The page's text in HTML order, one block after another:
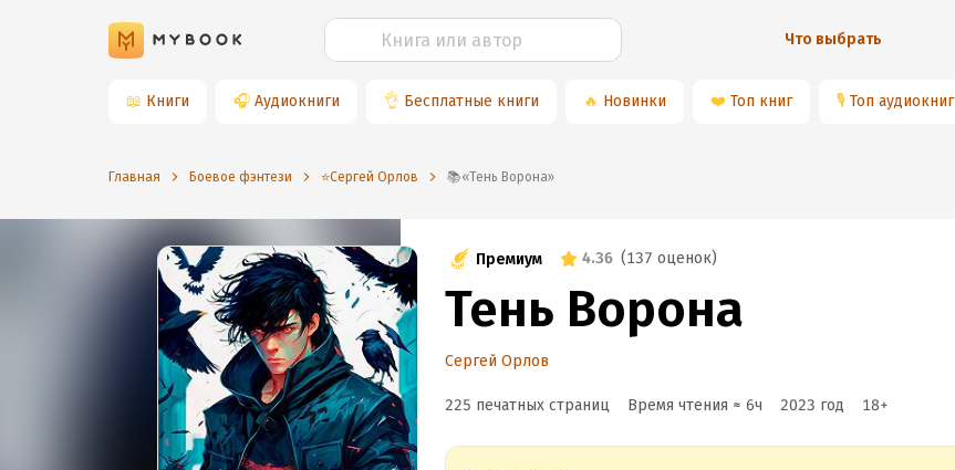
Что выбрать
📖 Книги 🎧 Аудиокниги 👌 Бесплатные книги 🔥 Новинки ❤️ Топ книг 🎙 Топ аудиокниг
Главная Боевое фэнтези ⭐️Сергей Орлов 📚«Тень Ворона»
Премиум 4.36 (137 оценок)
Тень Ворона
Сергей Орлов
225 печатных страниц Время чтения ≈ 6ч 2023 год 18+